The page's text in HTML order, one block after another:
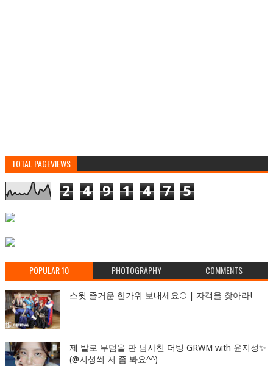
TOTAL PAGEVIEWS
2 4 9 1 4 7 5
POPULAR 10 PHOTOGRAPHY COMMENTS
스윗 즐거운 한가위 보내세요🌕 | 자객을 찾아라!
제 발로 무덤을 판 남사친 더빙 GRWM with 윤지성✨
(@지성씌 저 좀 봐요^^)